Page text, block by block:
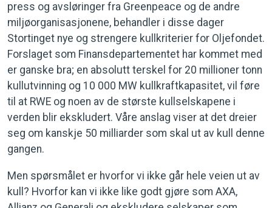
press og avsløringer fra Greenpeace og de andre
miljøorganisasjonene, behandler i disse dager
Stortinget nye og strengere kullkriterier for Oljefondet.
Forslaget som Finansdepartementet har kommet med
er ganske bra; en absolutt terskel for 20 millioner tonn
kullutvinning og 10 000 MW kullkraftkapasitet, vil føre
til at RWE og noen av de største kullselskapene i
verden blir ekskludert. Våre anslag viser at det dreier
seg om kanskje 50 milliarder som skal ut av kull denne
gangen.
Men spørsmålet er hvorfor vi ikke går hele veien ut av
kull? Hvorfor kan vi ikke like godt gjøre som AXA,